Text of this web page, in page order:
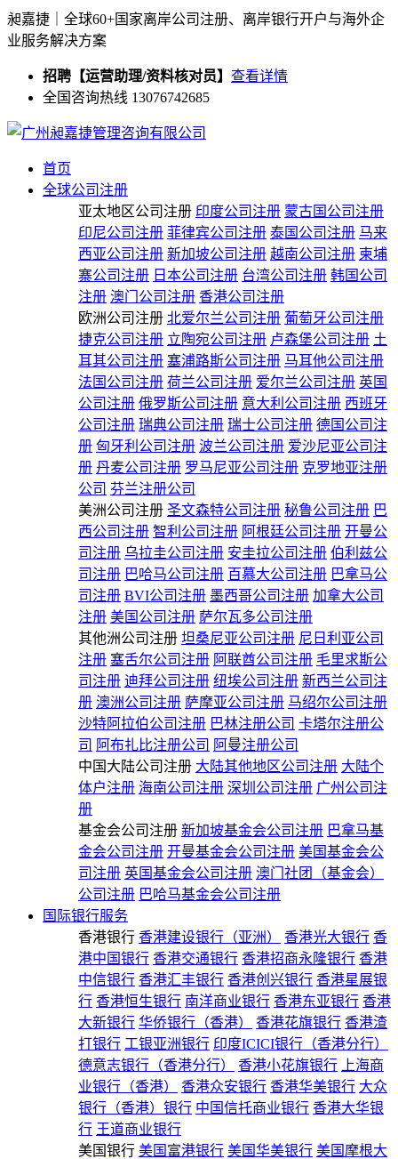
昶嘉捷｜全球60+国家离岸公司注册、离岸银行开户与海外企
业服务解决方案
招聘【运营助理/资料核对员】 查看详情
全国咨询热线 13076742685
首页
全球公司注册
亚太地区公司注册 印度公司注册 蒙古国公司注册
印尼公司注册 菲律宾公司注册 泰国公司注册 马来
西亚公司注册 新加坡公司注册 越南公司注册 柬埔
寨公司注册 日本公司注册 台湾公司注册 韩国公司
注册 澳门公司注册 香港公司注册
欧洲公司注册 北爱尔兰公司注册 葡萄牙公司注册
捷克公司注册 立陶宛公司注册 卢森堡公司注册 土
耳其公司注册 塞浦路斯公司注册 马耳他公司注册
法国公司注册 荷兰公司注册 爱尔兰公司注册 英国
公司注册 俄罗斯公司注册 意大利公司注册 西班牙
公司注册 瑞典公司注册 瑞士公司注册 德国公司注
册 匈牙利公司注册 波兰公司注册 爱沙尼亚公司注
册 丹麦公司注册 罗马尼亚公司注册 克罗地亚注册
公司 芬兰注册公司
美洲公司注册 圣文森特公司注册 秘鲁公司注册 巴
西公司注册 智利公司注册 阿根廷公司注册 开曼公
司注册 乌拉圭公司注册 安圭拉公司注册 伯利兹公
司注册 巴哈马公司注册 百慕大公司注册 巴拿马公
司注册 BVI公司注册 墨西哥公司注册 加拿大公司
注册 美国公司注册 萨尔瓦多公司注册
其他洲公司注册 坦桑尼亚公司注册 尼日利亚公司
注册 塞舌尔公司注册 阿联酋公司注册 毛里求斯公
司注册 迪拜公司注册 纽埃公司注册 新西兰公司注
册 澳洲公司注册 萨摩亚公司注册 马绍尔公司注册
沙特阿拉伯公司注册 巴林注册公司 卡塔尔注册公
司 阿布扎比注册公司 阿曼注册公司
中国大陆公司注册 大陆其他地区公司注册 大陆个
体户注册 海南公司注册 深圳公司注册 广州公司注
册
基金会公司注册 新加坡基金会公司注册 巴拿马基
金会公司注册 开曼基金会公司注册 美国基金会公
司注册 英国基金会公司注册 澳门社团（基金会）
公司注册 巴哈马基金会公司注册
国际银行服务
香港银行 香港建设银行（亚洲） 香港光大银行 香
港中国银行 香港交通银行 香港招商永隆银行 香港
中信银行 香港汇丰银行 香港创兴银行 香港星展银
行 香港恒生银行 南洋商业银行 香港东亚银行 香港
大新银行 华侨银行（香港） 香港花旗银行 香港渣
打银行 工银亚洲银行 印度ICICI银行（香港分行）
德意志银行（香港分行）
香港小花旗银行
上海商
业银行（香港）
香港众安银行 香港华美银行 大众
银行（香港）银行 中国信托商业银行 香港大华银
行 王道商业银行
美国银行 美国富港银行 美国华美银行 美国摩根大